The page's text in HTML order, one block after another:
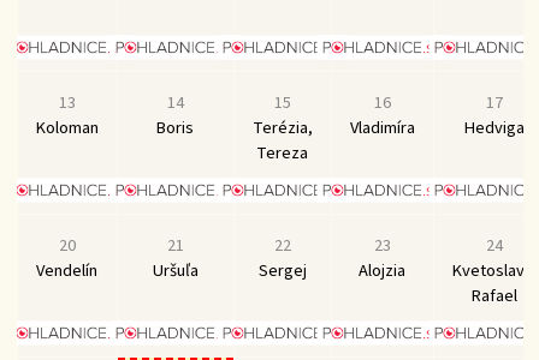
13
Koloman
14
Boris
15
Terézia,
Tereza
16
Vladimíra
17
Hedviga
20
Vendelín
21
Uršuľa
22
Sergej
23
Alojzia
24
Kvetoslava,
Rafael